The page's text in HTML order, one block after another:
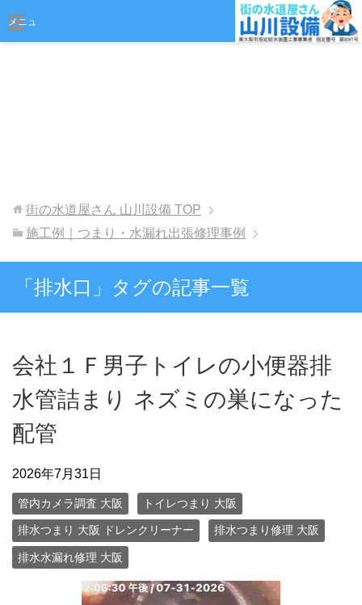
メニュ
街の水道屋さん 山川設備 TOP
施工例｜つまり・水漏れ出張修理事例
「排水口」タグの記事一覧
会社１Ｆ男子トイレの小便器排
水管詰まり ネズミの巣になった
配管
2026年7月31日
管内カメラ調査 大阪 トイレつまり 大阪
排水つまり 大阪 ドレンクリーナー 排水つまり修理 大阪
排水水漏れ修理 大阪